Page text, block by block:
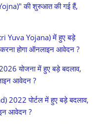
की शुरुआत की गई हैं,
Yuva Yojana) में हुए बड़े
होगा ऑनलाइन आवेदन ?
2026 योजना में हुए बड़े बदलाव,
आवेदन ?
2022 पोर्टल में हुए बड़े बदलाव,
आवेदन ?